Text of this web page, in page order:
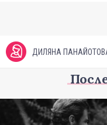
ДИЛЯНА